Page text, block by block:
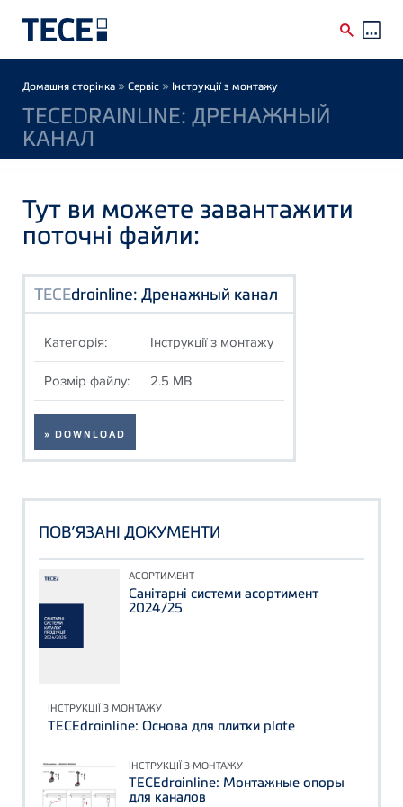
Breadcrumb
Домашня сторінка » Сервіс » Інструкції з монтажу
TECEDRAINLINE: ДРЕНАЖНЫЙ
КАНАЛ
Тут ви можете завантажити
поточні файли:
TECEdrainline: Дренажный канал
Категорія: Інструкції з монтажу
Розмір файлу: 2.5 MB
» DOWNLOAD
ПОВ’ЯЗАНІ ДОКУМЕНТИ
АСОРТИМЕНТ
Санітарні системи асортимент
2024/25
ІНСТРУКЦІЇ З МОНТАЖУ
TECEdrainline: Основа для плитки plate
ІНСТРУКЦІЇ З МОНТАЖУ
TECEdrainline: Монтажные опоры
для каналов